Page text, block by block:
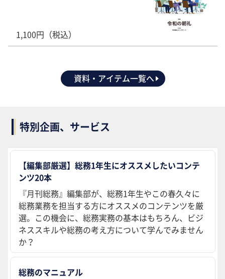
1,100円（税込）
資料・アイテム一覧へ
特別企画、サービス
【編集部厳選】総務1年生にオススメしたいコンテ
ンツ20本
『月刊総務』編集部が、総務1年生やこの春久々に
総務業務を担当する方にオススメのコンテンツを厳
選。この機会に、総務実務の基本はもちろん、ビジ
ネススキルや総務の考え方について学んでみません
か？
総務のマニュアル